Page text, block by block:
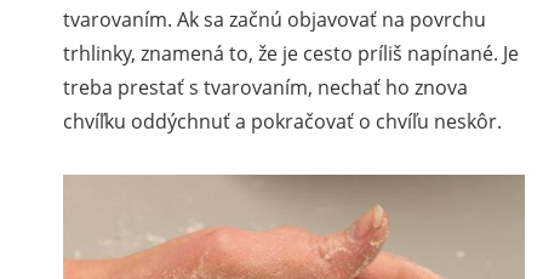
tvarovaním. Ak sa začnú objavovať na povrchu
trhlinky, znamená to, že je cesto príliš napínané. Je
treba prestať s tvarovaním, nechať ho znova
chvíľku oddýchnuť a pokračovať o chvíľu neskôr.